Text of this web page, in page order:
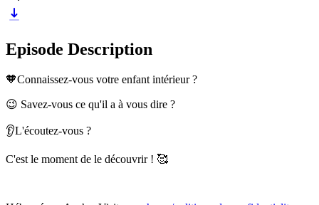
Episode Description
🧡Connaissez-vous votre enfant intérieur ?
😉 Savez-vous ce qu'il a à vous dire ?
👂L'écoutez-vous ?
C'est le moment de le découvrir ! 🥰